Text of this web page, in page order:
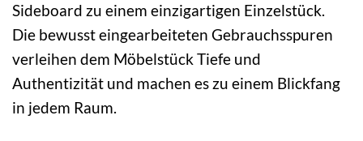
Sideboard zu einem einzigartigen Einzelstück.
Die bewusst eingearbeiteten Gebrauchsspuren
verleihen dem Möbelstück Tiefe und
Authentizität und machen es zu einem Blickfang
in jedem Raum.